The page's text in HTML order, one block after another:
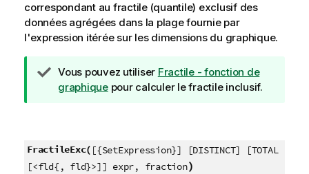
correspondant au fractile (quantile) exclusif des
données agrégées dans la plage fournie par
l'expression itérée sur les dimensions du graphique.
N
o
o
n
Vous pouvez utiliser Fractile - fonction de
graphiquepour calculer le fractile inclusif.
FractileExc( [{SetExpression}] [DISTINCT] [TOTAL
[<fld{, fld}>]] expr, fraction)